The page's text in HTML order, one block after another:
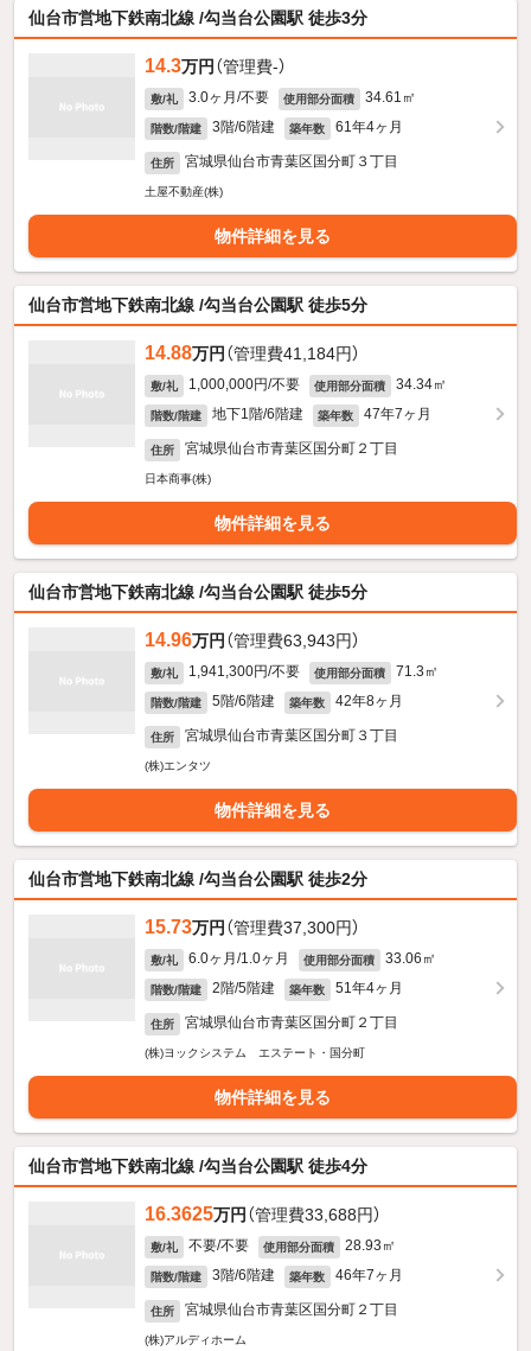
仙台市営地下鉄南北線 /勾当台公園駅 徒歩3分
14.3万円 （管理費-）
敷/礼 3.0ヶ月/不要 使用部分面積 34.61㎡
階数/階建 3階/6階建 築年数 61年4ヶ月
住所 宮城県仙台市青葉区国分町３丁目
土屋不動産(株)
物件詳細を見る
仙台市営地下鉄南北線 /勾当台公園駅 徒歩5分
14.88万円 （管理費41,184円）
敷/礼 1,000,000円/不要 使用部分面積 34.34㎡
階数/階建 地下1階/6階建 築年数 47年7ヶ月
住所 宮城県仙台市青葉区国分町２丁目
日本商事(株)
物件詳細を見る
仙台市営地下鉄南北線 /勾当台公園駅 徒歩5分
14.96万円 （管理費63,943円）
敷/礼 1,941,300円/不要 使用部分面積 71.3㎡
階数/階建 5階/6階建 築年数 42年8ヶ月
住所 宮城県仙台市青葉区国分町３丁目
(株)エンタツ
物件詳細を見る
仙台市営地下鉄南北線 /勾当台公園駅 徒歩2分
15.73万円 （管理費37,300円）
敷/礼 6.0ヶ月/1.0ヶ月 使用部分面積 33.06㎡
階数/階建 2階/5階建 築年数 51年4ヶ月
住所 宮城県仙台市青葉区国分町２丁目
(株)ヨックシステム エステート・国分町
物件詳細を見る
仙台市営地下鉄南北線 /勾当台公園駅 徒歩4分
16.3625万円 （管理費33,688円）
敷/礼 不要/不要 使用部分面積 28.93㎡
階数/階建 3階/6階建 築年数 46年7ヶ月
住所 宮城県仙台市青葉区国分町２丁目
(株)アルディホーム